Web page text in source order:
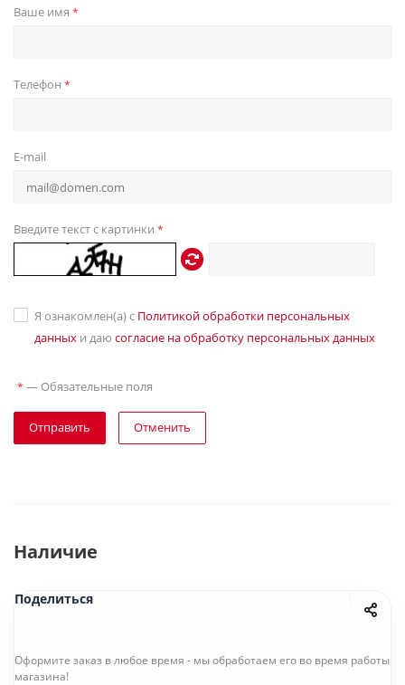
Ваше имя *
Телефон *
E-mail
Введите текст с картинки *
Я ознакомлен(а) с Политикой обработки персональных
данных и даю согласие на обработку персональных данных
* — Обязательные поля
Отправить Отменить
Наличие
Поделиться
Оформите заказ в любое время - мы обработаем его во время работы
магазина!